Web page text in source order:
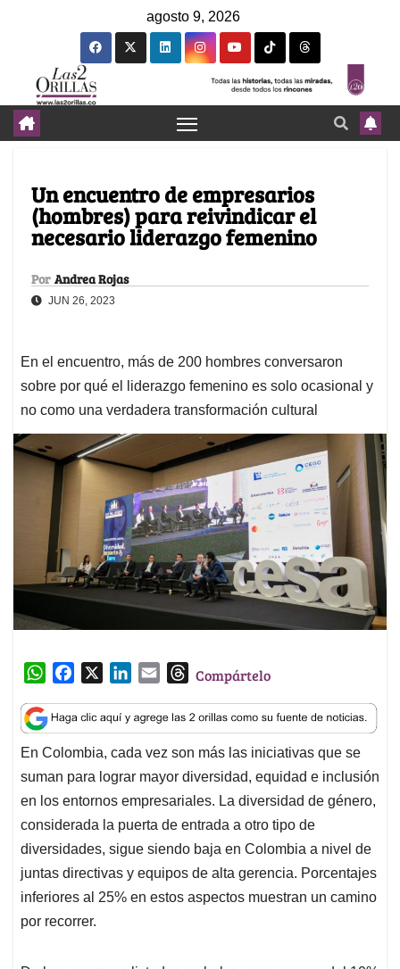
agosto 9, 2026
Un encuentro de empresarios
(hombres) para reivindicar el
necesario liderazgo femenino
Por Andrea Rojas
JUN 26, 2023
En el encuentro, más de 200 hombres conversaron
sobre por qué el liderazgo femenino es solo ocasional y
no como una verdadera transformación cultural
W
a
t
s
A
p
p
c
e
b
o
o
k
n
k
e
d
I
n
a
i
l
T
r
e
a
d
s
Compártelo
En Colombia, cada vez son más las iniciativas que se
suman para lograr mayor diversidad, equidad e inclusión
en los entornos empresariales. La diversidad de género,
considerada la puerta de entrada a otro tipo de
diversidades, sigue siendo baja en Colombia a nivel de
juntas directivas y equipos de alta gerencia. Porcentajes
inferiores al 25% en estos aspectos muestran un camino
por recorrer.